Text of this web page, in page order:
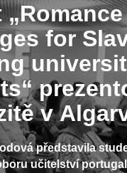
for
v
představila
učitelství